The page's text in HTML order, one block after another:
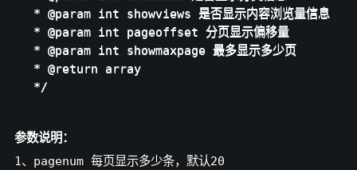
* @param int showviews 是否显示内容浏览量信息
* @param int pageoffset 分页显示偏移量
* @param int showmaxpage 最多显示多少页
* @return array
*/
参数说明：
1、pagenum 每页显示多少条，默认20